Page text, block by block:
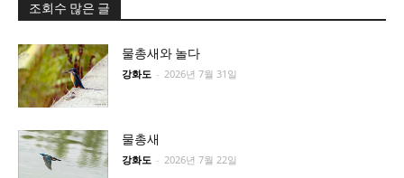
조회수 많은 글
물총새와 놀다
강화도 - 2026년 7월 31일
물총새
강화도 - 2026년 7월 22일